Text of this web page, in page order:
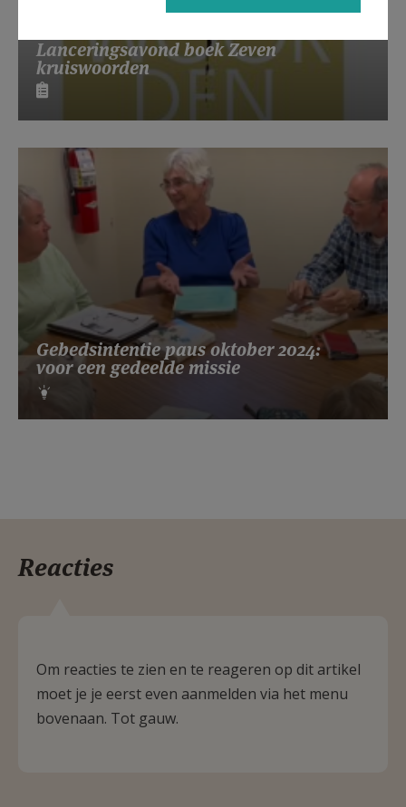
Lanceringsavond boek Zeven
kruiswoorden
Gebedsintentie paus oktober 2024:
voor een gedeelde missie
Reacties
Om reacties te zien en te reageren op dit artikel
moet je je eerst even aanmelden via het menu
bovenaan. Tot gauw.